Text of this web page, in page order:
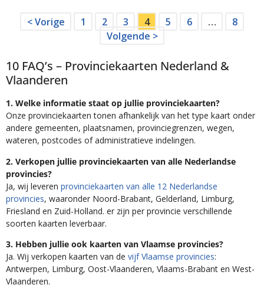
< Vorige 1 2 3 4 5 6 …
8
Volgende >
10 FAQ’s – Provinciekaarten Nederland &
Vlaanderen
1. Welke informatie staat op jullie provinciekaarten?
Onze provinciekaarten tonen afhankelijk van het type kaart onder
andere gemeenten, plaatsnamen, provinciegrenzen, wegen,
wateren, postcodes of administratieve indelingen.
2. Verkopen jullie provinciekaarten van alle Nederlandse
provincies?
Ja, wij leveren provinciekaarten van alle 12 Nederlandse
provincies, waaronder Noord-Brabant, Gelderland, Limburg,
Friesland en Zuid-Holland. er zijn per provincie verschillende
soorten kaarten leverbaar.
3. Hebben jullie ook kaarten van Vlaamse provincies?
Ja. Wij verkopen kaarten van de vijf Vlaamse provincies:
Antwerpen, Limburg, Oost-Vlaanderen, Vlaams-Brabant en West-
Vlaanderen.